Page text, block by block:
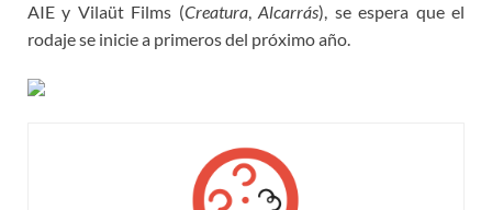
AIE y Vilaüt Films (Creatura,Alcarrás), se espera que el
rodaje se inicie a primeros del próximo año.